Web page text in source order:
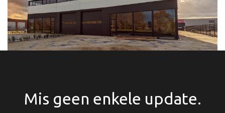
Mis geen enkele update.